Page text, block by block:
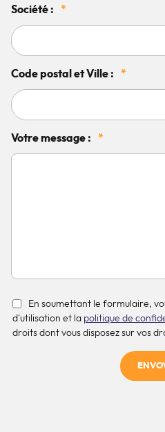
Société : *
Code postal et Ville : *
Votre message : *
En soumettant le formulaire,
d'utilisation et la politique de
droits dont vous disposez sur vos